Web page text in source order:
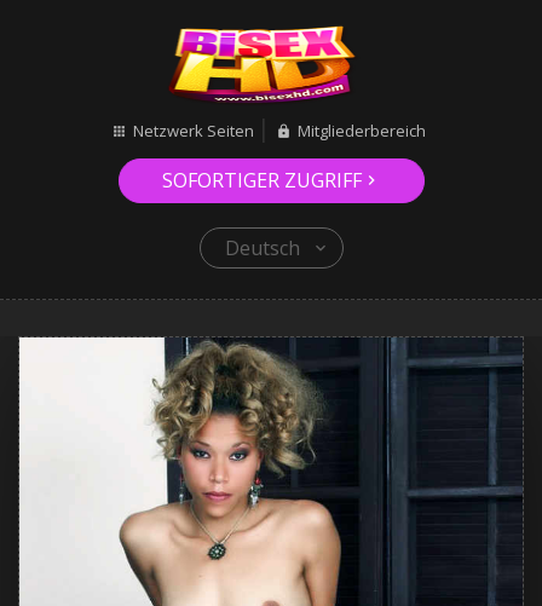
Deutsch
Netzwerk Seiten Mitgliederbereich
SOFORTIGER ZUGRIFF